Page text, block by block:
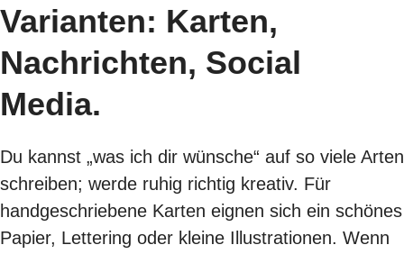
Varianten: Karten,
Nachrichten, Social
Media.
Du kannst „was ich dir wünsche“ auf so viele Arten
schreiben; werde ruhig richtig kreativ. Für
handgeschriebene Karten eignen sich ein schönes
Papier, Lettering oder kleine Illustrationen. Wenn